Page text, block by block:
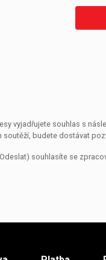
vyjadřujete souhlas s
soutěží, budete dostávat
souhlasíte se